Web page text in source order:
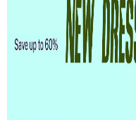
अर्थतन्त्र